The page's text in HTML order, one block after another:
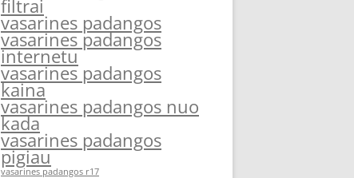
filtrai
vasarines padangos
vasarines padangos
internetu
vasarines padangos
kaina
vasarines padangos nuo
kada
vasarines padangos
pigiau
vasarines padangos r17